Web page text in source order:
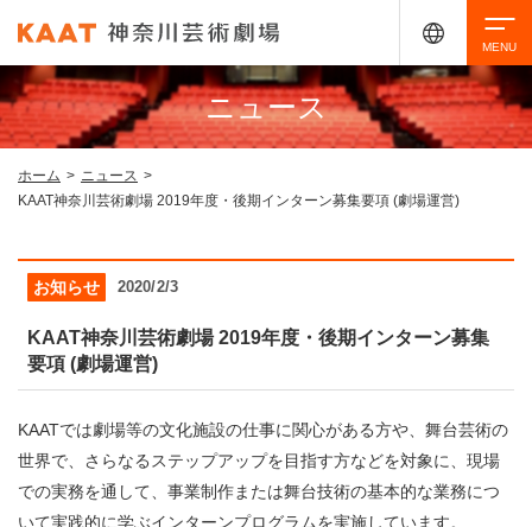
イベントを探す
・ イベント一覧
ご来場案内
・ 館内サービス・アクセシビリティ
施設を借りる
検索
ニュース
ホーム > ニュース >
KAAT神奈川芸術劇場 2019年度・後期インターン募集要項 (劇場運営)
お知らせ 2020/2/3
KAAT神奈川芸術劇場 2019年度・後期インターン募集
要項 (劇場運営)
KAATでは劇場等の文化施設の仕事に関心がある方や、舞台芸術の
世界で、さらなるステップアップを目指す方などを対象に、現場
での実務を通して、事業制作または舞台技術の基本的な業務につ
いて実践的に学ぶインターンプログラムを実施しています。